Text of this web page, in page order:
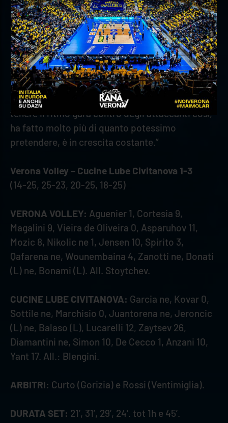
Abbiamo organizzato il gioco in modo che loro
facessero pochi muri, siamo stati bravi a tenere
ma il servizio e la bravura individuale hanno fatto
la differenza. Complimenti a loro. Mozic?
Sapremo nei prossimi giorni le sue condizioni, gli
è subentrato Magalini che si è comportato molto
bene in battuta e in attacco. Difficile per lui
tenere il ritmo gara contro degli attaccanti così,
ha fatto molto più di quanto potessimo
pretendere, è in crescita costante.”
Verona Volley – Cucine Lube Civitanova 1-3
(14-25, 25-23, 20-25, 18-25)
VERONA VOLLEY: Aguenier 1, Cortesia 9,
Magalini 9, Vieira de Oliveira 0, Asparuhov 11,
Mozic 8, Nikolic ne 1, Jensen 10, Spirito 3,
Qafarena ne, Wounembaina 4, Zanotti ne, Donati
(L) ne, Bonami (L). All. Stoytchev.
CUCINE LUBE CIVITANOVA: Garcia ne, Kovar 0,
Sottile ne, Marchisio 0, Juantorena ne, Jeroncic
(L) ne, Balaso (L), Lucarelli 12, Zaytsev 26,
Diamantini ne, Simon 10, De Cecco 1, Anzani 10,
Yant 17. All.: Blengini.
ARBITRI: Curto (Gorizia) e Rossi (Ventimiglia).
DURATA SET: 21’, 31’, 29’, 24‘. tot 1h e 45’.